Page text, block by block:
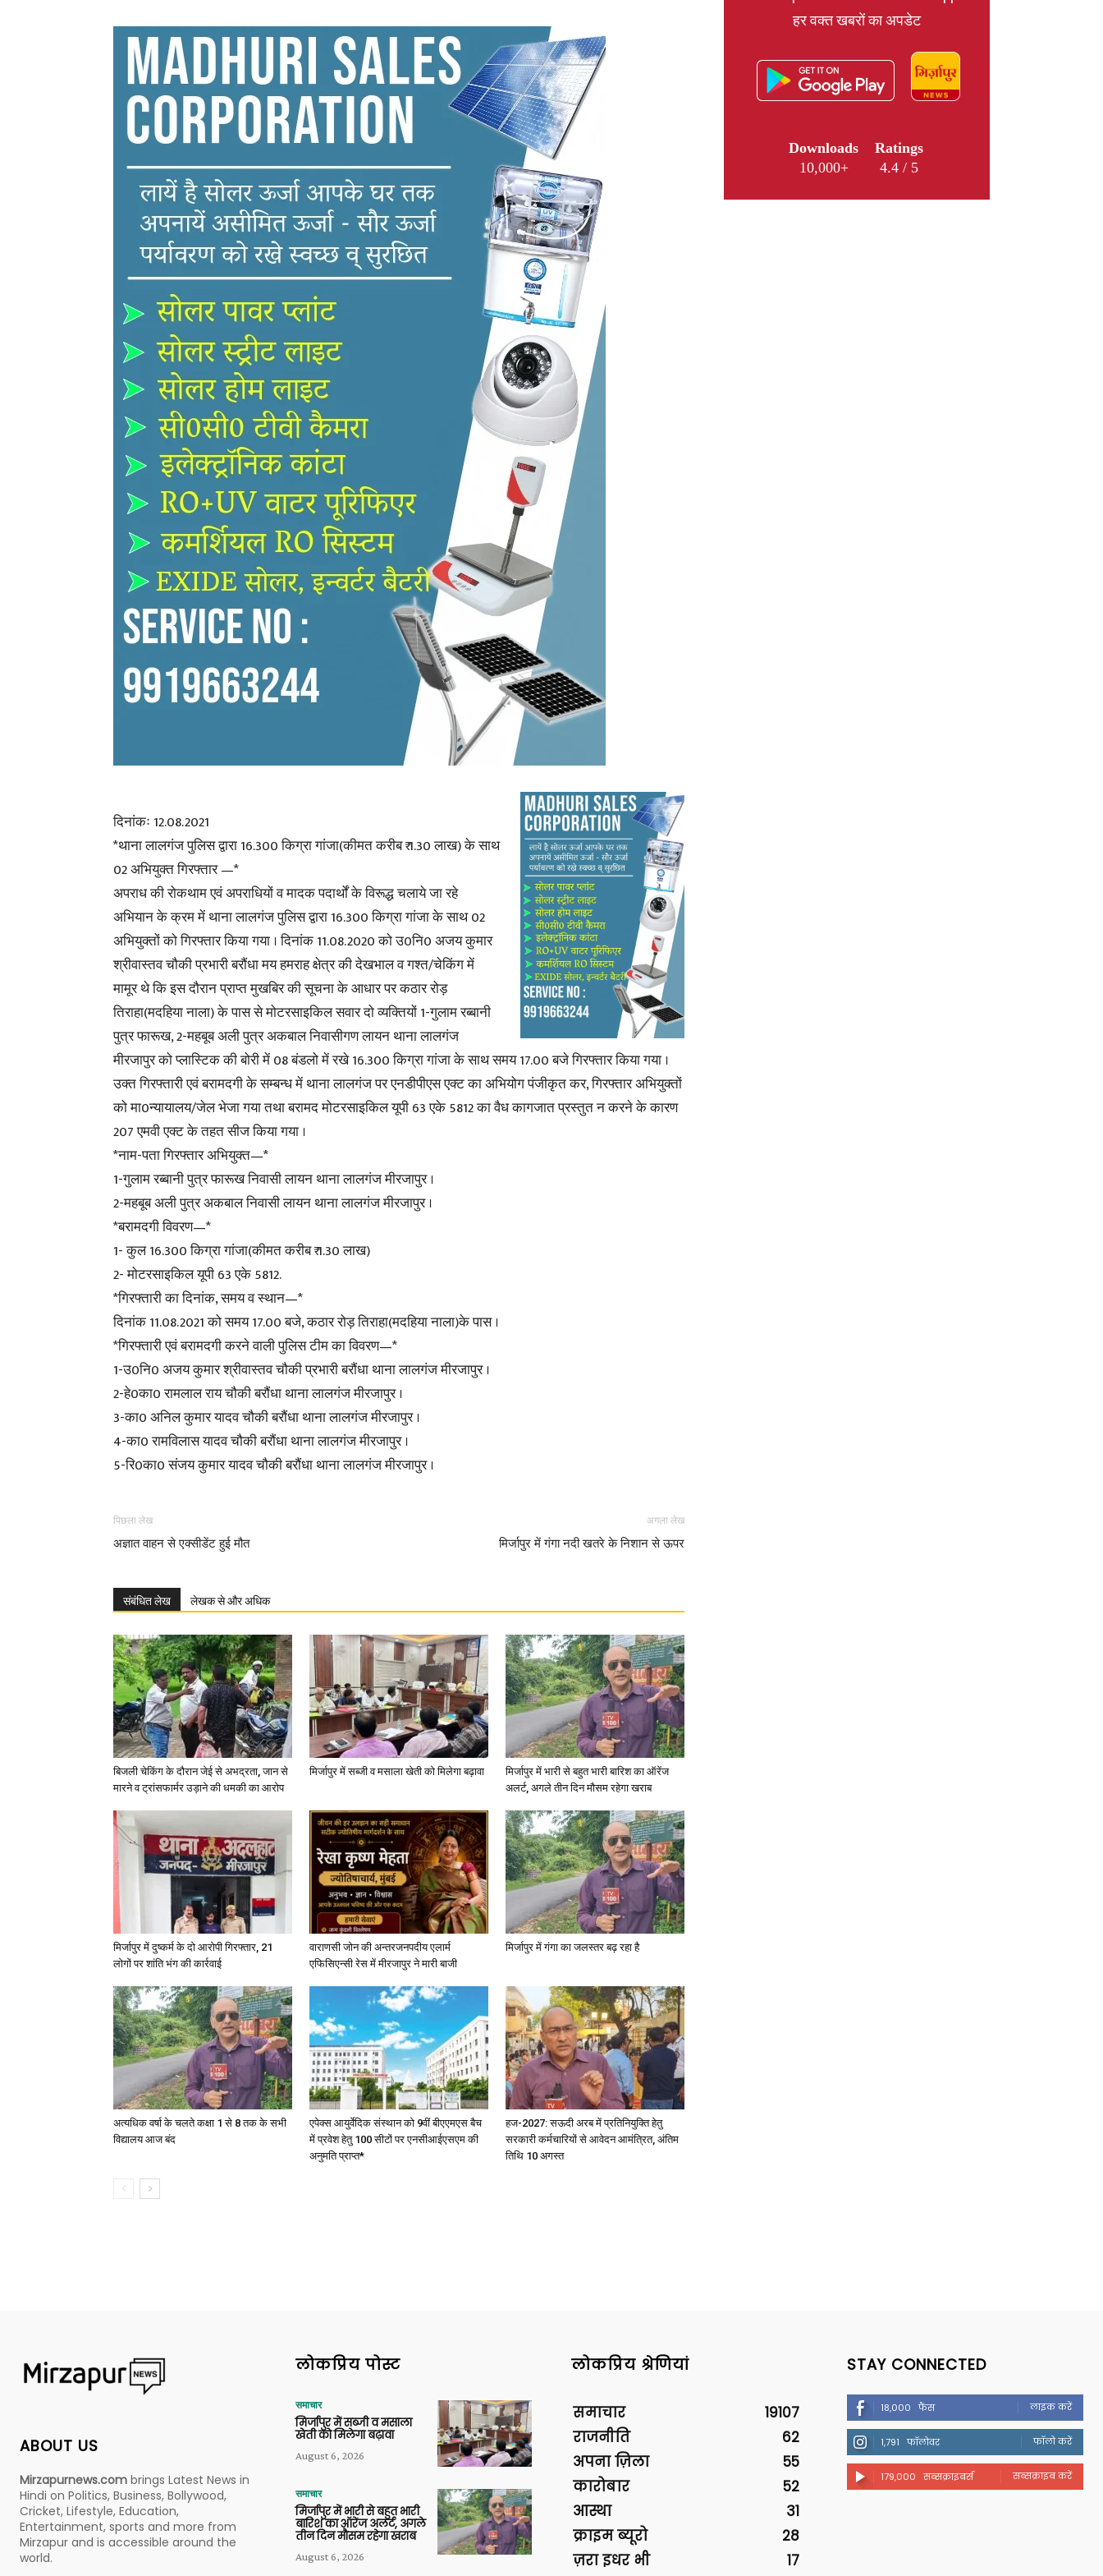
News,
Latest
News
in
Hindi,
News
Paper
दिनांकः 12.08.2021
*थाना लालगंज पुलिस द्वारा 16.300 किग्रा गांजा(कीमत करीब ₹ 1.30 लाख) के साथ
02 अभियुक्त गिरफ्तार —*
अपराध की रोकथाम एवं अपराधियों व मादक पदार्थों के विरूद्ध चलाये जा रहे
अभियान के क्रम में थाना लालगंज पुलिस द्वारा 16.300 किग्रा गांजा के साथ 02
अभियुक्तों को गिरफ्तार किया गया । दिनांक 11.08.2020 को उ0नि0 अजय कुमार
श्रीवास्तव चौकी प्रभारी बरौंधा मय हमराह क्षेत्र की देखभाल व गश्त/चेकिंग में
मामूर थे कि इस दौरान प्राप्त मुखबिर की सूचना के आधार पर कठार रोड़
तिराहा(मदहिया नाला) के पास से मोटरसाइकिल सवार दो व्यक्तियों 1-गुलाम रब्बानी
पुत्र फारूख, 2-महबूब अली पुत्र अकबाल निवासीगण लायन थाना लालगंज
मीरजापुर को प्लास्टिक की बोरी में 08 बंडलो में रखे 16.300 किग्रा गांजा के साथ समय 17.00 बजे गिरफ्तार किया गया ।
उक्त गिरफ्तारी एवं बरामदगी के सम्बन्ध में थाना लालगंज पर एनडीपीएस एक्ट का अभियोग पंजीकृत कर, गिरफ्तार अभियुक्तों
को मा0न्यायालय/जेल भेजा गया तथा बरामद मोटरसाइकिल यूपी 63 एके 5812 का वैध कागजात प्रस्तुत न करने के कारण
207 एमवी एक्ट के तहत सीज किया गया ।
*नाम-पता गिरफ्तार अभियुक्त—*
1-गुलाम रब्बानी पुत्र फारूख निवासी लायन थाना लालगंज मीरजापुर ।
2-महबूब अली पुत्र अकबाल निवासी लायन थाना लालगंज मीरजापुर ।
*बरामदगी विवरण—*
1- कुल 16.300 किग्रा गांजा(कीमत करीब ₹ 1.30 लाख)
2- मोटरसाइकिल यूपी 63 एके 5812.
*गिरफ्तारी का दिनांक, समय व स्थान—*
दिनांक 11.08.2021 को समय 17.00 बजे, कठार रोड़ तिराहा(मदहिया नाला)के पास ।
*गिरफ्तारी एवं बरामदगी करने वाली पुलिस टीम का विवरण—*
1-उ0नि0 अजय कुमार श्रीवास्तव चौकी प्रभारी बरौंधा थाना लालगंज मीरजापुर ।
2-हे0का0 रामलाल राय चौकी बरौंधा थाना लालगंज मीरजापुर ।
3-का0 अनिल कुमार यादव चौकी बरौंधा थाना लालगंज मीरजापुर ।
4-का0 रामविलास यादव चौकी बरौंधा थाना लालगंज मीरजापुर ।
5-रि0का0 संजय कुमार यादव चौकी बरौंधा थाना लालगंज मीरजापुर ।
पिछला लेख
अज्ञात वाहन से एक्सीडेंट हुई मौत
अगला लेख
मिर्जापुर में गंगा नदी खतरे के निशान से ऊपर
संबंधित लेख लेखक से और अधिक
बिजली चेकिंग के दौरान जेई से अभद्रता, जान से
मारने व ट्रांसफार्मर उड़ाने की धमकी का आरोप
मिर्जापुर में सब्जी व मसाला खेती को मिलेगा बढ़ावा
मिर्जापुर में भारी से बहुत भारी बारिश का ऑरेंज
अलर्ट, अगले तीन दिन मौसम रहेगा खराब
मिर्जापुर में दुष्कर्म के दो आरोपी गिरफ्तार, 21
लोगों पर शांति भंग की कार्रवाई
वाराणसी जोन की अन्तरजनपदीय एलार्म
एफिसिएन्सी रेस में मीरजापुर ने मारी बाजी
मिर्जापुर में गंगा का जलस्तर बढ़ रहा है
अत्यधिक वर्षा के चलते कक्षा 1 से 8 तक के सभी
विद्यालय आज बंद
एपेक्स आयुर्वेदिक संस्थान को 9वीं बीएएमएस बैच
में प्रवेश हेतु 100 सीटों पर एनसीआईएसएम की
अनुमति प्राप्त*
हज-2027: सऊदी अरब में प्रतिनियुक्ति हेतु
सरकारी कर्मचारियों से आवेदन आमंत्रित, अंतिम
तिथि 10 अगस्त
हर वक्त खबरों का अपडेट
Downloads
10,000+
Ratings
4.4 / 5
ABOUT US
Mirzapurnews.com brings Latest News in
Hindi on Politics, Business, Bollywood,
Cricket, Lifestyle, Education,
Entertainment, sports and more from
Mirzapur and is accessible around the
world.
लोकप्रिय पोस्ट
समाचार
मिर्जापुर में सब्जी व मसाला
खेती को मिलेगा बढ़ावा
August 6, 2026
समाचार
मिर्जापुर में भारी से बहुत भारी
बारिश का ऑरेंज अलर्ट, अगले
तीन दिन मौसम रहेगा खराब
August 6, 2026
लोकप्रिय श्रेणियां
समाचार
19107
राजनीति
62
अपना ज़िला
55
कारोबार
52
आस्था
31
क्राइम ब्यूरो
28
ज़रा इधर भी
17
STAY CONNECTED
18,000 फैंस लाइक करें
1,791 फॉलोवर फॉलो करें
179,000 सब्सक्राइबर्स सब्सक्राइब करें